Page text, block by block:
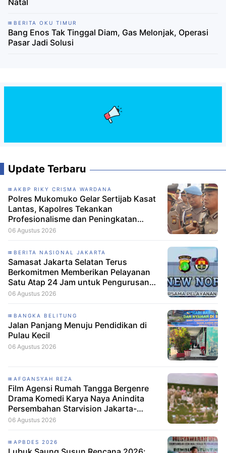
BERITA OKU TIMUR
Bang Enos Tak Tinggal Diam, Gas Melonjak, Operasi
Pasar Jadi Solusi
Update Terbaru
AKBP RIKY CRISMA WARDANA
Polres Mukomuko Gelar Sertijab Kasat
Lantas, Kapolres Tekankan
Profesionalisme dan Peningkatan
Pelayanan
06 Agustus 2026
BERITA NASIONAL JAKARTA
Samasat Jakarta Selatan Terus
Berkomitmen Memberikan Pelayanan
Satu Atap 24 Jam untuk Pengurusan
Administrasi kendaraan Bermotor
06 Agustus 2026
BANGKA BELITUNG
Jalan Panjang Menuju Pendidikan di
Pulau Kecil
06 Agustus 2026
AFGANSYAH REZA
Film Agensi Rumah Tangga Bergenre
Drama Komedi Karya Naya Anindita
Persembahan Starvision Jakarta-
growmedia-indo.com Setelah sukses di
sutradara Naya Anindita kini kembali
dengan sajian film terbarunya berjudul
06 Agustus 2026
APBDES 2026